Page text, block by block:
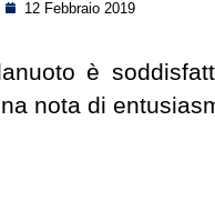
12 Febbraio 2019
è
nota di